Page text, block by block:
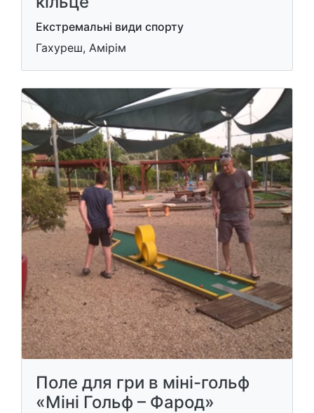
Екстремальні види спорту
Гахуреш, Амірім
Поле для гри в міні-гольф
«Міні Гольф – Фарод»